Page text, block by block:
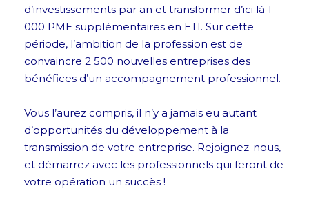
d’investissements par an et transformer d’ici là 1
000 PME supplémentaires en ETI. Sur cette
période, l’ambition de la profession est de
convaincre 2 500 nouvelles entreprises des
bénéfices d’un accompagnement professionnel.
Vous l’aurez compris, il n’y a jamais eu autant
d’opportunités du développement à la
transmission de votre entreprise. Rejoignez-nous,
et démarrez avec les professionnels qui feront de
votre opération un succès !